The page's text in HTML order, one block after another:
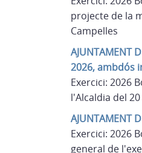
projecte de la
Campelles
AJUNTAMENT
2026, ambdós
Exercici: 2026
l'Alcaldia del
AJUNTAMENT
Exercici: 2026
general de